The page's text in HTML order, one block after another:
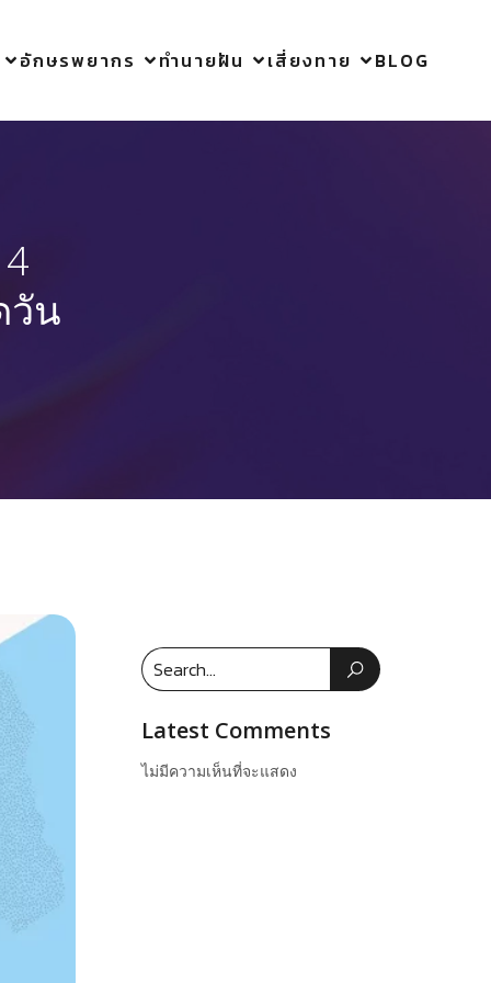
อักษรพยากร ทำนายฝัน เสี่ยงทาย BLOG
วัน
Latest Comments
ไม่มีความเห็นที่จะแสดง